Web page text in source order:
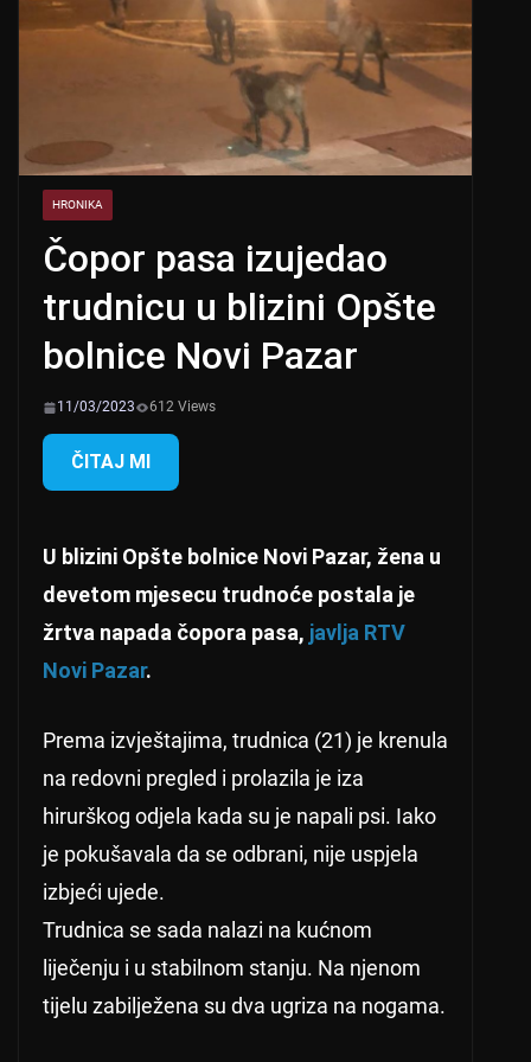
HRONIKA
Čopor pasa izujedao
trudnicu u blizini Opšte
bolnice Novi Pazar
11/03/2023 612 Views
ČITAJ MI
U blizini Opšte bolnice Novi Pazar, žena u
devetom mjesecu trudnoće postala je
žrtva napada čopora pasa, javlja RTV
Novi Pazar.
Prema izvještajima, trudnica (21) je krenula
na redovni pregled i prolazila je iza
hirurškog odjela kada su je napali psi. Iako
je pokušavala da se odbrani, nije uspjela
izbjeći ujede.
Trudnica se sada nalazi na kućnom
liječenju i u stabilnom stanju. Na njenom
tijelu zabilježena su dva ugriza na nogama.